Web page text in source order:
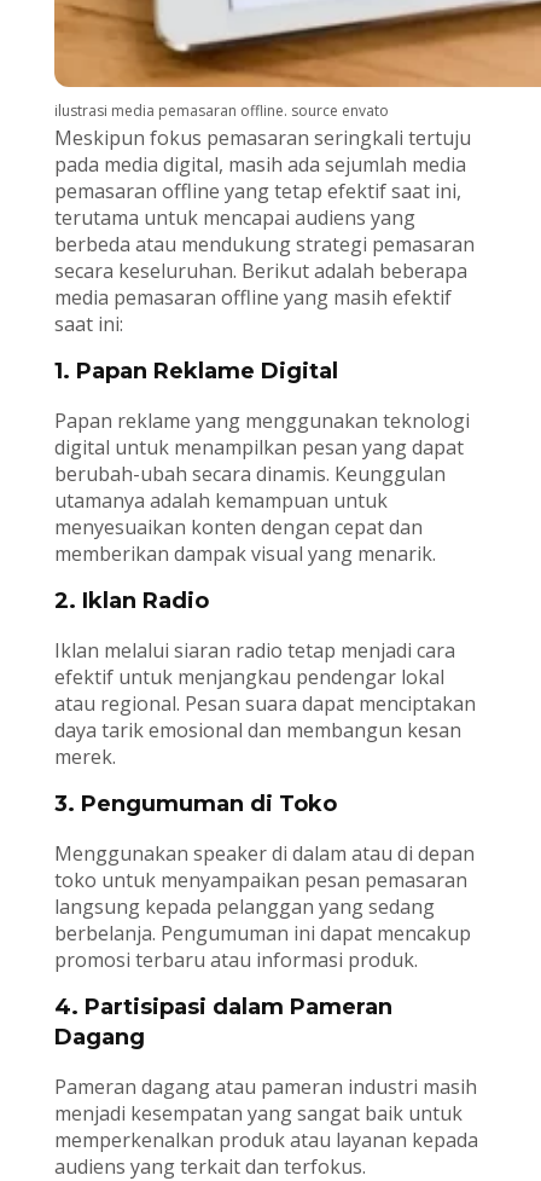
ilustrasi media pemasaran offline. source envato
Meskipun fokus pemasaran seringkali tertuju
pada media digital, masih ada sejumlah media
pemasaran offline yang tetap efektif saat ini,
terutama untuk mencapai audiens yang
berbeda atau mendukung strategi pemasaran
secara keseluruhan. Berikut adalah beberapa
media pemasaran offline yang masih efektif
saat ini:
1. Papan Reklame Digital
Papan reklame yang menggunakan teknologi
digital untuk menampilkan pesan yang dapat
berubah-ubah secara dinamis. Keunggulan
utamanya adalah kemampuan untuk
menyesuaikan konten dengan cepat dan
memberikan dampak visual yang menarik.
2. Iklan Radio
Iklan melalui siaran radio tetap menjadi cara
efektif untuk menjangkau pendengar lokal
atau regional. Pesan suara dapat menciptakan
daya tarik emosional dan membangun kesan
merek.
3. Pengumuman di Toko
Menggunakan speaker di dalam atau di depan
toko untuk menyampaikan pesan pemasaran
langsung kepada pelanggan yang sedang
berbelanja. Pengumuman ini dapat mencakup
promosi terbaru atau informasi produk.
4. Partisipasi dalam Pameran
Dagang
Pameran dagang atau pameran industri masih
menjadi kesempatan yang sangat baik untuk
memperkenalkan produk atau layanan kepada
audiens yang terkait dan terfokus.